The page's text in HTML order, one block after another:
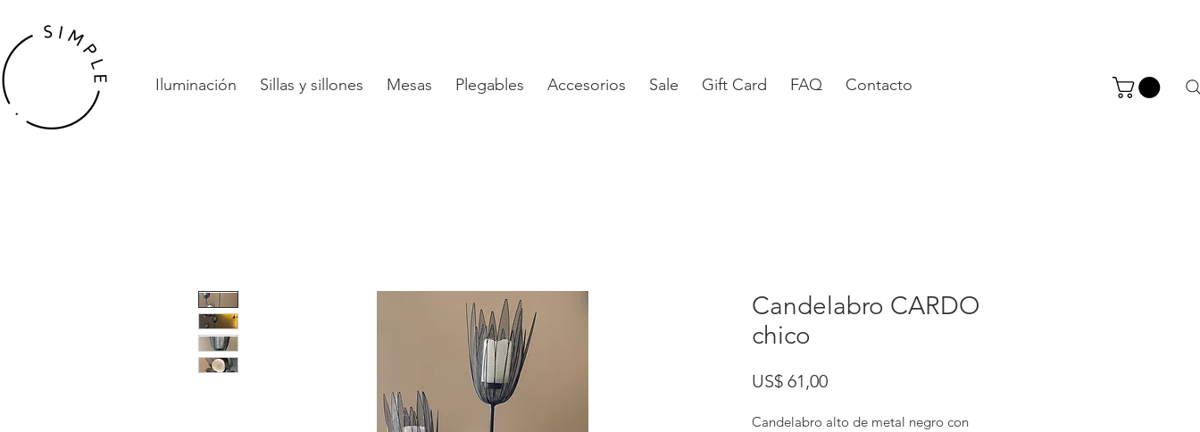
Iluminación Sillas y sillones Mesas Plegables Accesorios Sale Gift Card FAQ Contacto
Candelabro CARDO
chico
US$ 61,00Precio
Candelabro alto de metal negro con